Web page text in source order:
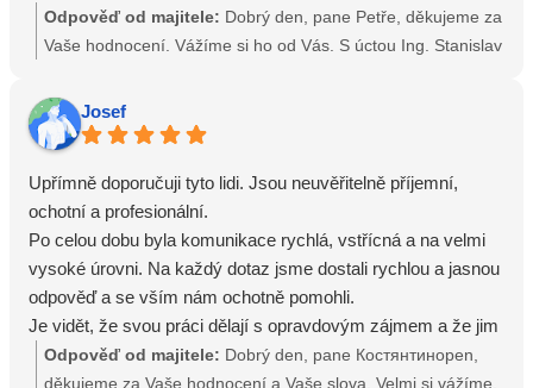
Odpověď od majitele: Dobrý den, pane Petře, děkujeme za
Vaše hodnocení. Vážíme si ho od Vás. S úctou Ing. Stanislav
Správa Nemovitostí
Josef
Upřímně doporučuji tyto lidi. Jsou neuvěřitelně příjemní,
ochotní a profesionální.
Po celou dobu byla komunikace rychlá, vstřícná a na velmi
vysoké úrovni. Na každý dotaz jsme dostali rychlou a jasnou
odpověď a se vším nám ochotně pomohli.
Je vidět, že svou práci dělají s opravdovým zájmem a že jim
skutečně záleží na tom, aby byli jejich klienti spokojení.
Takový přístup se dnes jen tak nevidí.
Odpověď od majitele: Dobrý den, pane Костянтинopen,
děkujeme za Vaše hodnocení a Vaše slova. Velmi si vážíme,